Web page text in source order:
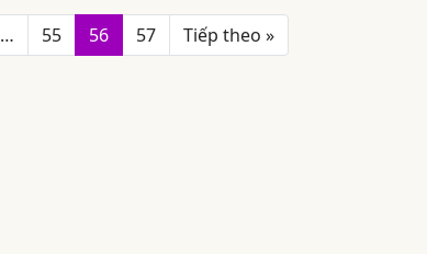
… 55 56 57 Tiếp theo »